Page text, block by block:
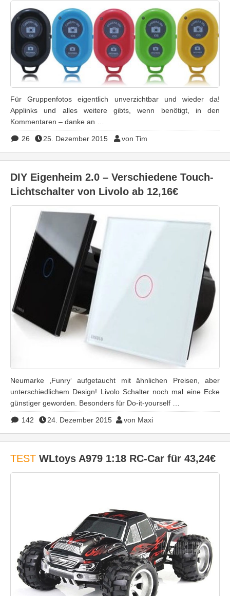
Für Gruppenfotos eigentlich unverzichtbar und wieder da!
Applinks und alles weitere gibts, wenn benötigt, in den
Kommentaren – danke an …
26 25. Dezember 2015 von Tim
DIY Eigenheim 2.0 – Verschiedene Touch-
Lichtschalter von Livolo ab 12,16€
Neumarke ‚Funry‘ aufgetaucht mit ähnlichen Preisen, aber
unterschiedlichem Design! Livolo Schalter noch mal eine Ecke
günstiger geworden. Besonders für Do-it-yourself …
142 24. Dezember 2015 von Maxi
TEST WLtoys A979 1:18 RC-Car für 43,24€